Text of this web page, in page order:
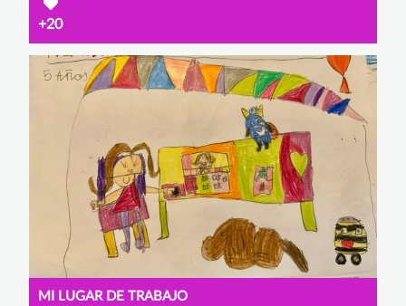
+20
MI LUGAR DE TRABAJO